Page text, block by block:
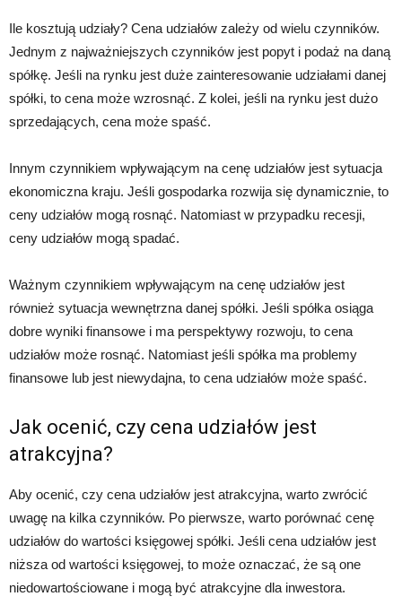
Ile kosztują udziały? Cena udziałów zależy od wielu czynników.
Jednym z najważniejszych czynników jest popyt i podaż na daną
spółkę. Jeśli na rynku jest duże zainteresowanie udziałami danej
spółki, to cena może wzrosnąć. Z kolei, jeśli na rynku jest dużo
sprzedających, cena może spaść.
Innym czynnikiem wpływającym na cenę udziałów jest sytuacja
ekonomiczna kraju. Jeśli gospodarka rozwija się dynamicznie, to
ceny udziałów mogą rosnąć. Natomiast w przypadku recesji,
ceny udziałów mogą spadać.
Ważnym czynnikiem wpływającym na cenę udziałów jest
również sytuacja wewnętrzna danej spółki. Jeśli spółka osiąga
dobre wyniki finansowe i ma perspektywy rozwoju, to cena
udziałów może rosnąć. Natomiast jeśli spółka ma problemy
finansowe lub jest niewydajna, to cena udziałów może spaść.
Jak ocenić, czy cena udziałów jest
atrakcyjna?
Aby ocenić, czy cena udziałów jest atrakcyjna, warto zwrócić
uwagę na kilka czynników. Po pierwsze, warto porównać cenę
udziałów do wartości księgowej spółki. Jeśli cena udziałów jest
niższa od wartości księgowej, to może oznaczać, że są one
niedowartościowane i mogą być atrakcyjne dla inwestora.